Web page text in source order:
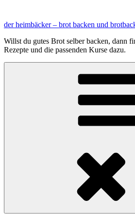
springen
der heimbäcker – brot backen und
Willst du gutes Brot selber backen, dann
Rezepte und die passenden Kurse dazu.